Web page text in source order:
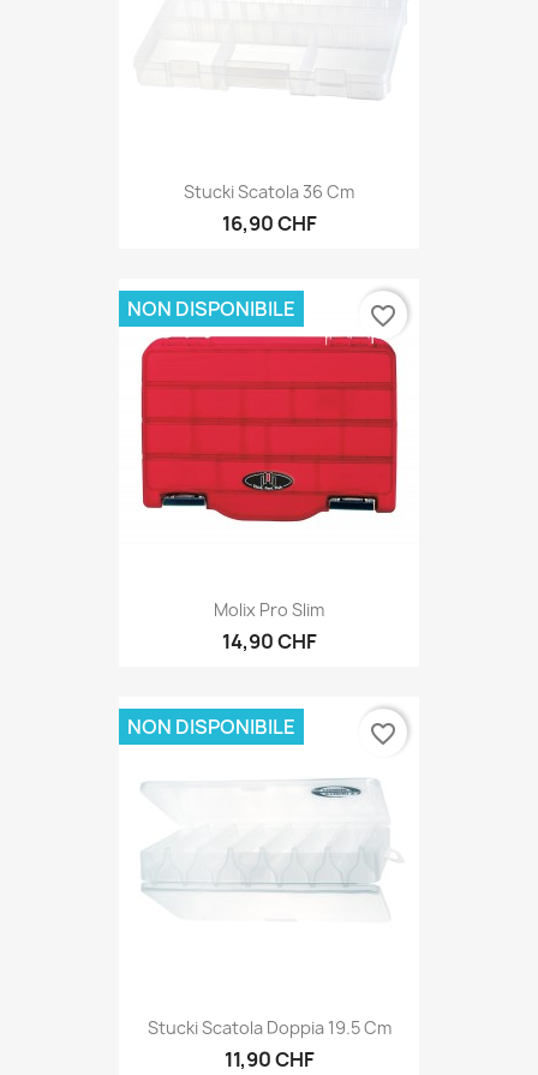
Stucki Scatola 36 Cm
16,90 CHF
Molix Pro Slim
14,90 CHF
NON DISPONIBILE favorite_border
Stucki Scatola Doppia 19.5 Cm
11,90 CHF
NON DISPONIBILE favorite_border